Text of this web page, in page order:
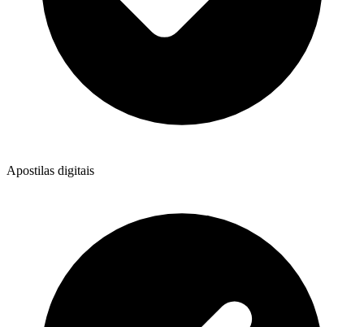
Apostilas digitais